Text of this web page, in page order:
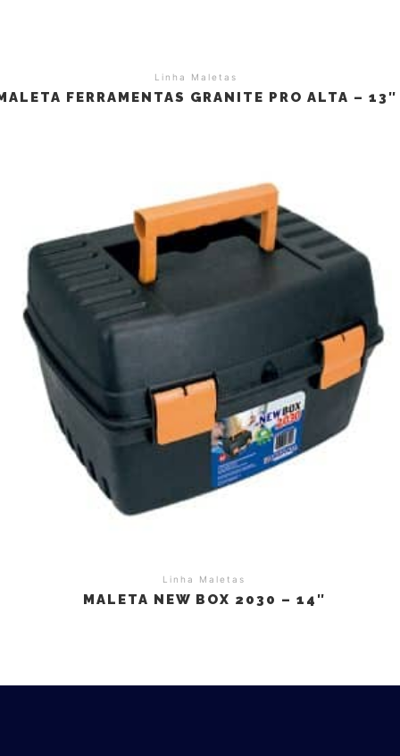
Linha Maletas
FERRAMENTAS GRANITE PRO ALTA – 13″
Linha Maletas
MALETA NEW BOX 2030 – 14″